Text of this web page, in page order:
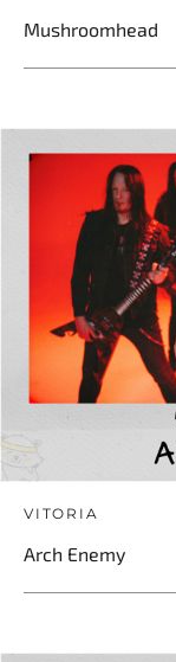
Mushroomhead
VITORIA
Arch Enemy